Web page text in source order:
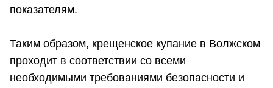
показателям.
Таким образом, крещенское купание в Волжском
проходит в соответствии со всеми
необходимыми требованиями безопасности и